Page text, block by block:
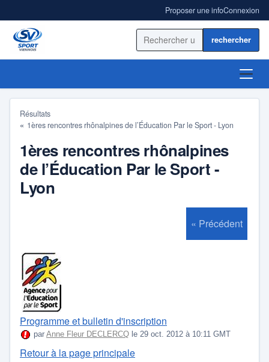
Proposer une infoConnexion
Rechercher sur le site
ACCUEIL
ACTUALITÉ
RÉSULTATS
BLOGS SPORT
Résultats
1ères rencontres rhônalpines de l’Éducation Par le Sport - Lyon
1ères rencontres rhônalpines
de l’Éducation Par le Sport -
Lyon
« Précédent
Programme et bulletin d'inscription
par Anne Fleur DECLERCQ le 29 oct. 2012 à 10:11 GMT
Retour à la page principale